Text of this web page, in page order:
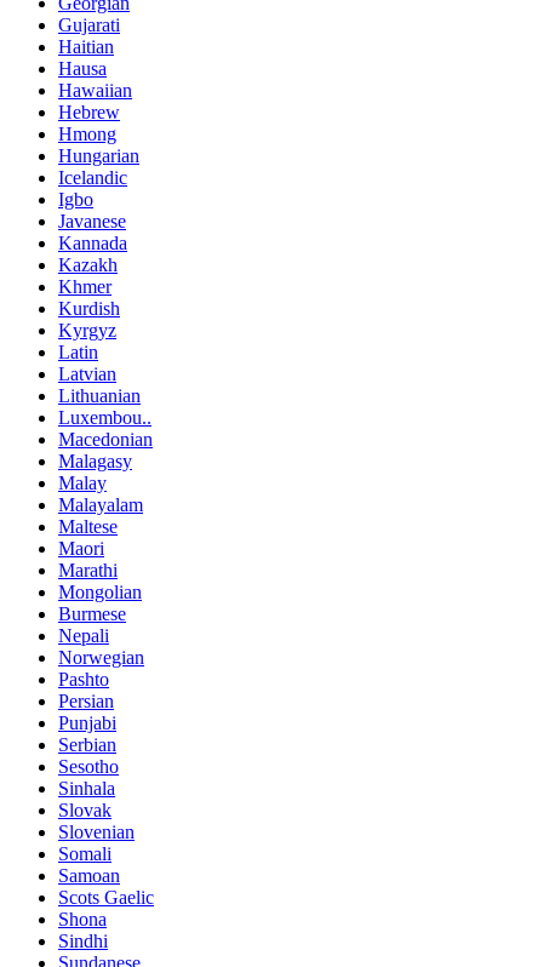
Gujarati
Haitian
Hausa
Hawaiian
Hebrew
Hmong
Hungarian
Icelandic
Igbo
Javanese
Kannada
Kazakh
Khmer
Kurdish
Kyrgyz
Latin
Latvian
Lithuanian
Luxembou..
Macedonian
Malagasy
Malay
Malayalam
Maltese
Maori
Marathi
Mongolian
Burmese
Nepali
Norwegian
Pashto
Persian
Punjabi
Serbian
Sesotho
Sinhala
Slovak
Slovenian
Somali
Samoan
Scots Gaelic
Shona
Sindhi
Sundanese